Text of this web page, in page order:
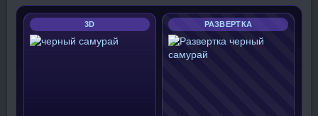
3D РАЗВЕРТКА